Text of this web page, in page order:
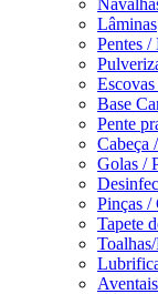
Lâminas
Pentes /
Base
Pente
Cabeça
Golas /
Pinças /
Tapete